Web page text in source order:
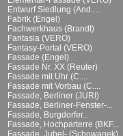
Entwurf Siedlung (And....
Fabrik (Engel)
Fachwerkhaus (Brandt)
Fantasia (VERO)
Fantasy-Portal (VERO)
Fassade (Engel)
Fassade Nr. XX (Reuter)
Fassade mit Uhr (C....
Fassade mit Vorbau (C....
Fassade, Berliner (JURI)
Fassade, Berliner-Fenster-...
Fassade, Burgdorfer...
Fassade, Hochparterre (BKF...
Fassade, Jubel- (Schowanek)